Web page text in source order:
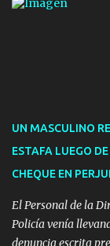
presencial
1921(interno 1456).
1921(interno 1246).
Uber y Taxi, a
UN MASCULINO
ESTAFA LUEGO
CHEQUE EN
El Personal de la
Policía venía
denuncia escrita